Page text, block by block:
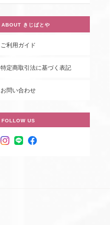
ABOUT きじばとや
ご利用ガイド
特定商取引法に基づく表記
お問い合わせ
FOLLOW US